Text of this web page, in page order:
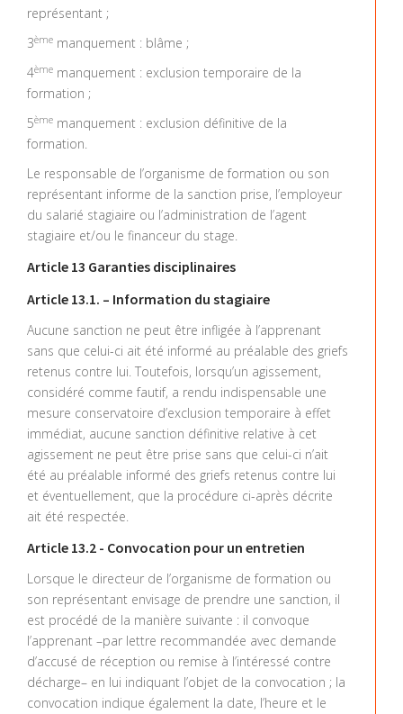
représentant ;
3ème manquement : blâme ;
4ème manquement : exclusion temporaire de la
formation ;
5ème manquement : exclusion définitive de la
formation.
Le responsable de l’organisme de formation ou son
représentant informe de la sanction prise, l’employeur
du salarié stagiaire ou l’administration de l’agent
stagiaire et/ou le financeur du stage.
Article 13 Garanties disciplinaires
Article 13.1. – Information du stagiaire
Aucune sanction ne peut être infligée à l’apprenant
sans que celui-ci ait été informé au préalable des griefs
retenus contre lui. Toutefois, lorsqu’un agissement,
considéré comme fautif, a rendu indispensable une
mesure conservatoire d’exclusion temporaire à effet
immédiat, aucune sanction définitive relative à cet
agissement ne peut être prise sans que celui-ci n’ait
été au préalable informé des griefs retenus contre lui
et éventuellement, que la procédure ci-après décrite
ait été respectée.
Article 13.2 - Convocation pour un entretien
Lorsque le directeur de l’organisme de formation ou
son représentant envisage de prendre une sanction, il
est procédé de la manière suivante : il convoque
l’apprenant –par lettre recommandée avec demande
d’accusé de réception ou remise à l’intéressé contre
décharge– en lui indiquant l’objet de la convocation ; la
convocation indique également la date, l’heure et le